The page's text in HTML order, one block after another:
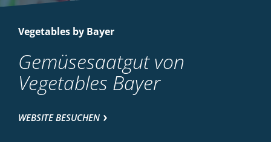
Vegetables by Bayer
Gemüsesaatgut von
Vegetables Bayer
WEBSITE BESUCHEN